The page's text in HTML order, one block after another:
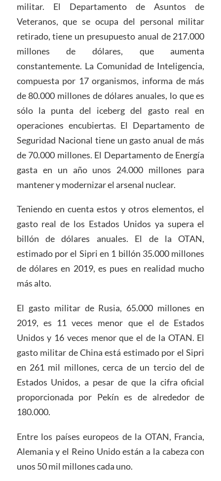
militar. El Departamento de Asuntos de
Veteranos, que se ocupa del personal militar
retirado, tiene un presupuesto anual de 217.000
millones de dólares, que aumenta
constantemente. La Comunidad de Inteligencia,
compuesta por 17 organismos, informa de más
de 80.000 millones de dólares anuales, lo que es
sólo la punta del iceberg del gasto real en
operaciones encubiertas. El Departamento de
Seguridad Nacional tiene un gasto anual de más
de 70.000 millones. El Departamento de Energía
gasta en un año unos 24.000 millones para
mantener y modernizar el arsenal nuclear.
Teniendo en cuenta estos y otros elementos, el
gasto real de los Estados Unidos ya supera el
billón de dólares anuales. El de la OTAN,
estimado por el Sipri en 1 billón 35.000 millones
de dólares en 2019, es pues en realidad mucho
más alto.
El gasto militar de Rusia, 65.000 millones en
2019, es 11 veces menor que el de Estados
Unidos y 16 veces menor que el de la OTAN. El
gasto militar de China está estimado por el Sipri
en 261 mil millones, cerca de un tercio del de
Estados Unidos, a pesar de que la cifra oficial
proporcionada por Pekín es de alrededor de
180.000.
Entre los países europeos de la OTAN, Francia,
Alemania y el Reino Unido están a la cabeza con
unos 50 mil millones cada uno.